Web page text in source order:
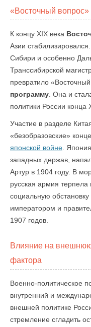
«Восточный вопрос»
К концу XIX века
Азии
Сибири и особенно
Транссибирской
превратило
программу . Она и
политики России конца
Участие в разделе
«безобразовские»
японской войне .
западных держав,
Артур в 1904 году. В
русская армия
социальную
императором и
1907 годов.
Влияние на
фактора
Военно-политическое
внутренний и
внешней политике
стремление сгладить